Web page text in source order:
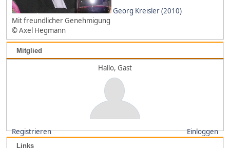
Georg Kreisler (2010)
Mit freundlicher Genehmigung
© Axel Hegmann
Mitglied
Hallo, Gast
Registrieren Einloggen
Links